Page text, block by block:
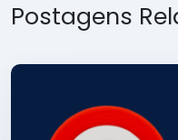
Postagens